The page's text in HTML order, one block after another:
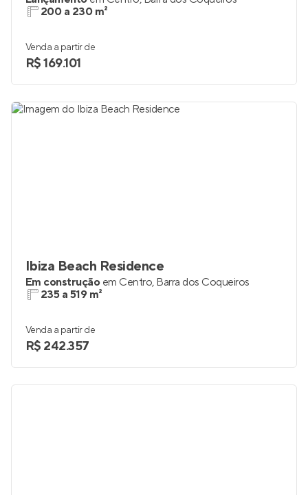
200 a 230 m²
Venda a partir de
R$ 169.101
Ibiza Beach Residence
Em construção em Centro, Barra dos Coqueiros
235 a 519 m²
Venda a partir de
R$ 242.357